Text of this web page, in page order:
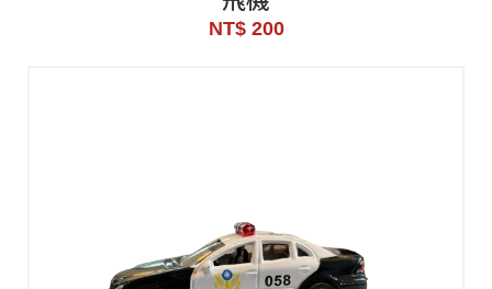
NT$ 200